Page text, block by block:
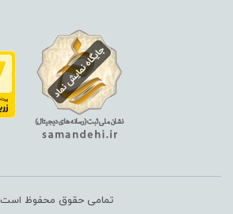
تمامی حقوق محفوظ